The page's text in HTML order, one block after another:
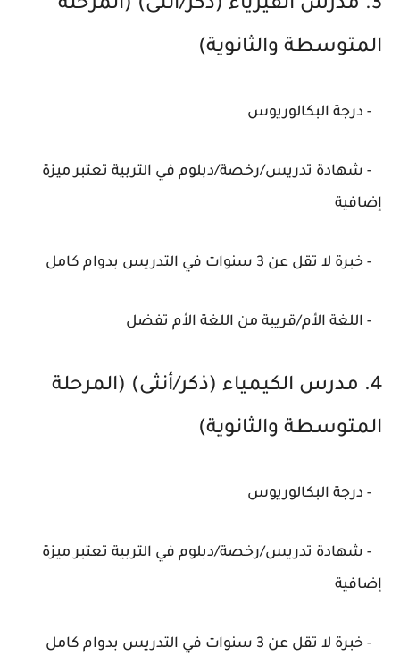
3. مدرس الفيزياء (ذكر/أنثى) (المرحلة
المتوسطة والثانوية)
- درجة البكالوريوس
- شهادة تدريس/رخصة/دبلوم في التربية تعتبر ميزة
إضافية
- خبرة لا تقل عن 3 سنوات في التدريس بدوام كامل
- اللغة الأم/قريبة من اللغة الأم تفضل
4. مدرس الكيمياء (ذكر/أنثى) (المرحلة
المتوسطة والثانوية)
- درجة البكالوريوس
- شهادة تدريس/رخصة/دبلوم في التربية تعتبر ميزة
إضافية
- خبرة لا تقل عن 3 سنوات في التدريس بدوام كامل